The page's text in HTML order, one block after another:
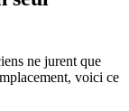
ne jurent que
voici ce